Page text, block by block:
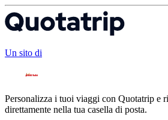
Un sito di
Personalizza i tuoi viaggi con Quotatrip e
direttamente nella tua casella di posta.